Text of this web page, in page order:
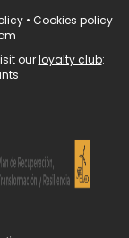
• Cookies policy
ourloyalty club: